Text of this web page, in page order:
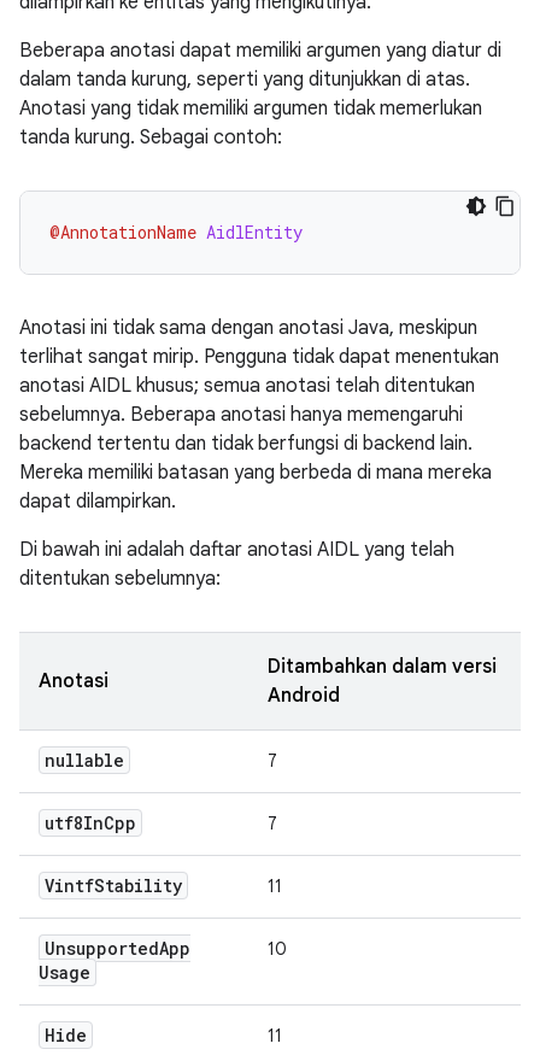
Beberapa anotasi dapat memiliki argumen yang diatur di
dalam tanda kurung, seperti yang ditunjukkan di atas.
Anotasi yang tidak memiliki argumen tidak memerlukan
tanda kurung. Sebagai contoh:
@AnnotationName AidlEntity
Anotasi ini tidak sama dengan anotasi Java, meskipun
terlihat sangat mirip. Pengguna tidak dapat menentukan
anotasi AIDL khusus; semua anotasi telah ditentukan
sebelumnya. Beberapa anotasi hanya memengaruhi
backend tertentu dan tidak berfungsi di backend lain.
Mereka memiliki batasan yang berbeda di mana mereka
dapat dilampirkan.
Di bawah ini adalah daftar anotasi AIDL yang telah
ditentukan sebelumnya:
Anotasi
Ditambahkan dalam versi
Android
nullable 7
utf8InCpp 7
VintfStability 11
UnsupportedApp
Usage
10
Hide 11